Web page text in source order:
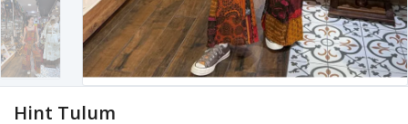
Hint Tulum